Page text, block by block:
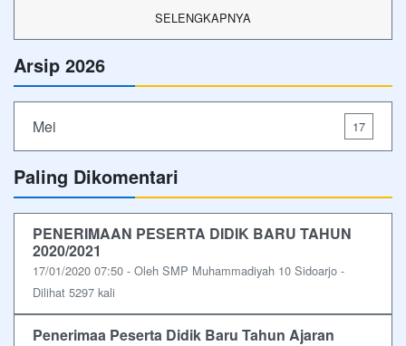
SELENGKAPNYA
Arsip 2026
Mei 17
Paling Dikomentari
PENERIMAAN PESERTA DIDIK BARU TAHUN
2020/2021
17/01/2020 07:50 - Oleh SMP Muhammadiyah 10 Sidoarjo -
Dilihat 5297 kali
Penerimaa Peserta Didik Baru Tahun Ajaran